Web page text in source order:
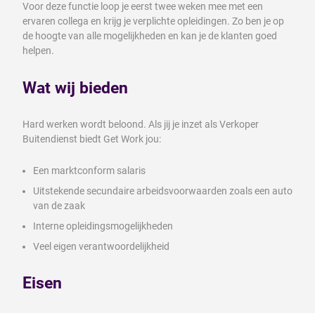
Voor deze functie loop je eerst twee weken mee met een
ervaren collega en krijg je verplichte opleidingen. Zo ben je op
de hoogte van alle mogelijkheden en kan je de klanten goed
helpen.
Wat wij bieden
Hard werken wordt beloond. Als jij je inzet als Verkoper
Buitendienst biedt Get Work jou:
Een marktconform salaris
Uitstekende secundaire arbeidsvoorwaarden zoals een auto
van de zaak
Interne opleidingsmogelijkheden
Veel eigen verantwoordelijkheid
Eisen